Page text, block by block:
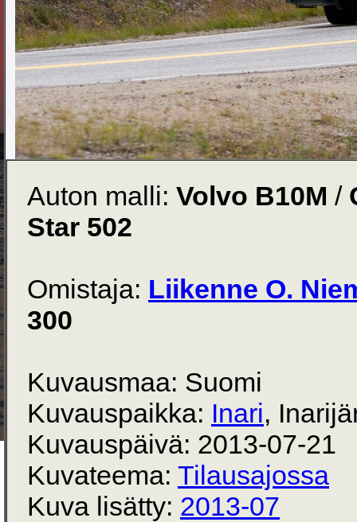
Auton malli: Volvo B10M /
Star 502
Omistaja: Liikenne O.
300
Kuvausmaa: Suomi
Kuvauspaikka: Inari,
Kuvauspäivä: 2013-07-21
Kuvateema: Tilausajossa
Kuva lisätty: 2013-07